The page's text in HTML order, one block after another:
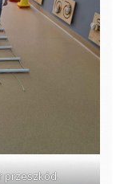
przeszkód.